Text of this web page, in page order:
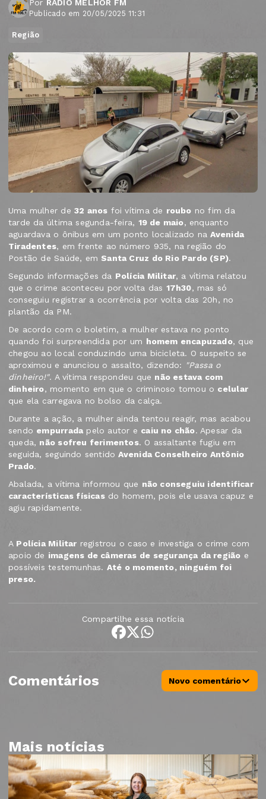
Por RÁDIO MELHOR FM
Publicado em 20/05/2025 11:31
Região
Uma mulher de 32 anos foi vítima de roubo no fim da
tarde da última segunda-feira, 19 de maio, enquanto
aguardava o ônibus em um ponto localizado naAvenida
Tiradentes, em frente ao número 935, na região do
Postão de Saúde, em Santa Cruz do Rio Pardo (SP).
Segundo informações da Polícia Militar, a vítima relatou
que o crime aconteceu por volta das 17h30, mas só
conseguiu registrar a ocorrência por volta das 20h, no
plantão da PM.
De acordo com o boletim, a mulher estava no ponto
quando foi surpreendida por um homem encapuzado, que
chegou ao local conduzindo uma bicicleta. O suspeito se
aproximou e anunciou o assalto, dizendo:
"Passa o
dinheiro!". A vítima respondeu que não estava com
dinheiro, momento em que o criminoso tomou o celular
que ela carregava no bolso da calça.
Durante a ação, a mulher ainda tentou reagir, mas acabou
sendo empurrada pelo autor e caiu no chão. Apesar da
queda, não sofreu ferimentos. O assaltante fugiu em
seguida, seguindo sentidoAvenida Conselheiro Antônio
Prado.
Abalada, a vítima informou que não conseguiu identificar
características físicasdo homem, pois ele usava capuz e
agiu rapidamente.
A Polícia Militar registrou o caso e investiga o crime com
apoio de imagens de câmeras de segurança da região e
possíveis testemunhas. Até o momento, ninguém foi
preso.
Compartilhe essa notícia
Comentários Novo comentário
Mais notícias